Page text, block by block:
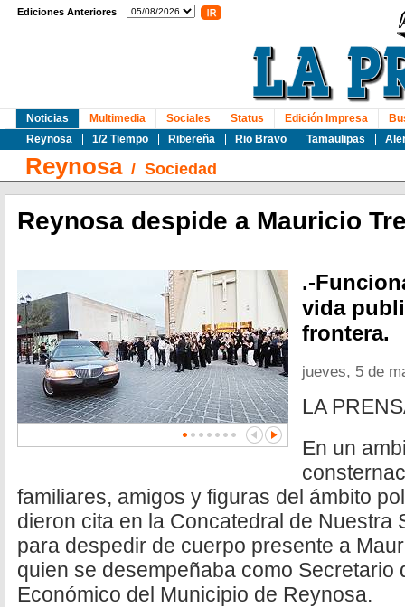
Ediciones Anteriores
Noticias
Reynosa
1/2 Tiempo Ribereña Rio Bravo Tamaulipas
Multimedia Sociales Status Edición Impresa
Reynosa/ Sociedad
Reynosa despide a Mauricio
.-
vida
frontera.
jueves, 5 de
LA
En un
familiares, amigos y figuras del ámbito
dieron cita en la Concatedral de Nuestra
para despedir de cuerpo presente a
quien se desempeñaba como Secretario
Económico del Municipio de Reynosa.